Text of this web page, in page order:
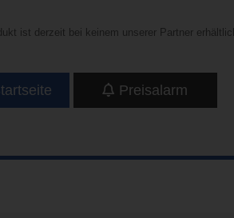
ist derzeit bei keinem unserer Partner
Preisalarm